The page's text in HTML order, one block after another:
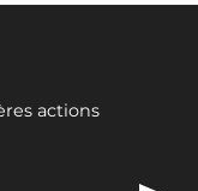
actions